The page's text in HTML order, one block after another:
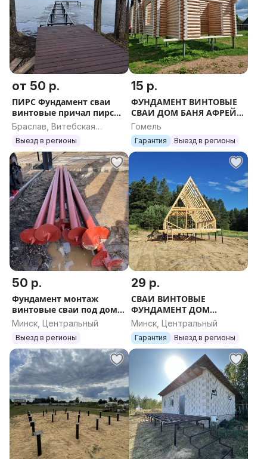
от 50 р.
ПИРС Фундамент сваи
винтовые причал пирс
дом баня терраса беседка
участок труба участок
профиль
Браслав, Витебская
область
Выезд в регионы
15 р.
ФУНДАМЕНТ ВИНТОВЫЕ
СВАИ ДОМ БАНЯ АФРЕЙМ
УСАДЬБА КАРКАСНЫЙ
СРУБ ТЕРРАСА БЕСЕДКА
ДОСКА БРУС БУР
Гомель
Гарантия Выезд в регионы
50 р.
Фундамент монтаж
винтовые сваи под дом
баня терраса пирс
беседка участок
каркасный дом афрейм
a-fra
Минск, Центральный
Выезд в регионы
29 р.
СВАИ ВИНТОВЫЕ
ФУНДАМЕНТ ДОМ
АФРЕЙМ КАРКАСНЫЙ
СРУБ ТЕРРАСА БЕСЕДКА
ПИРС НАВЕС СКВАЖИНА
Минск, Центральный
Гарантия Выезд в регионы